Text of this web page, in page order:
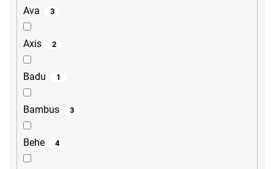
Ava 3
Axis 2
Badu 1
Bambus 3
Behe 4